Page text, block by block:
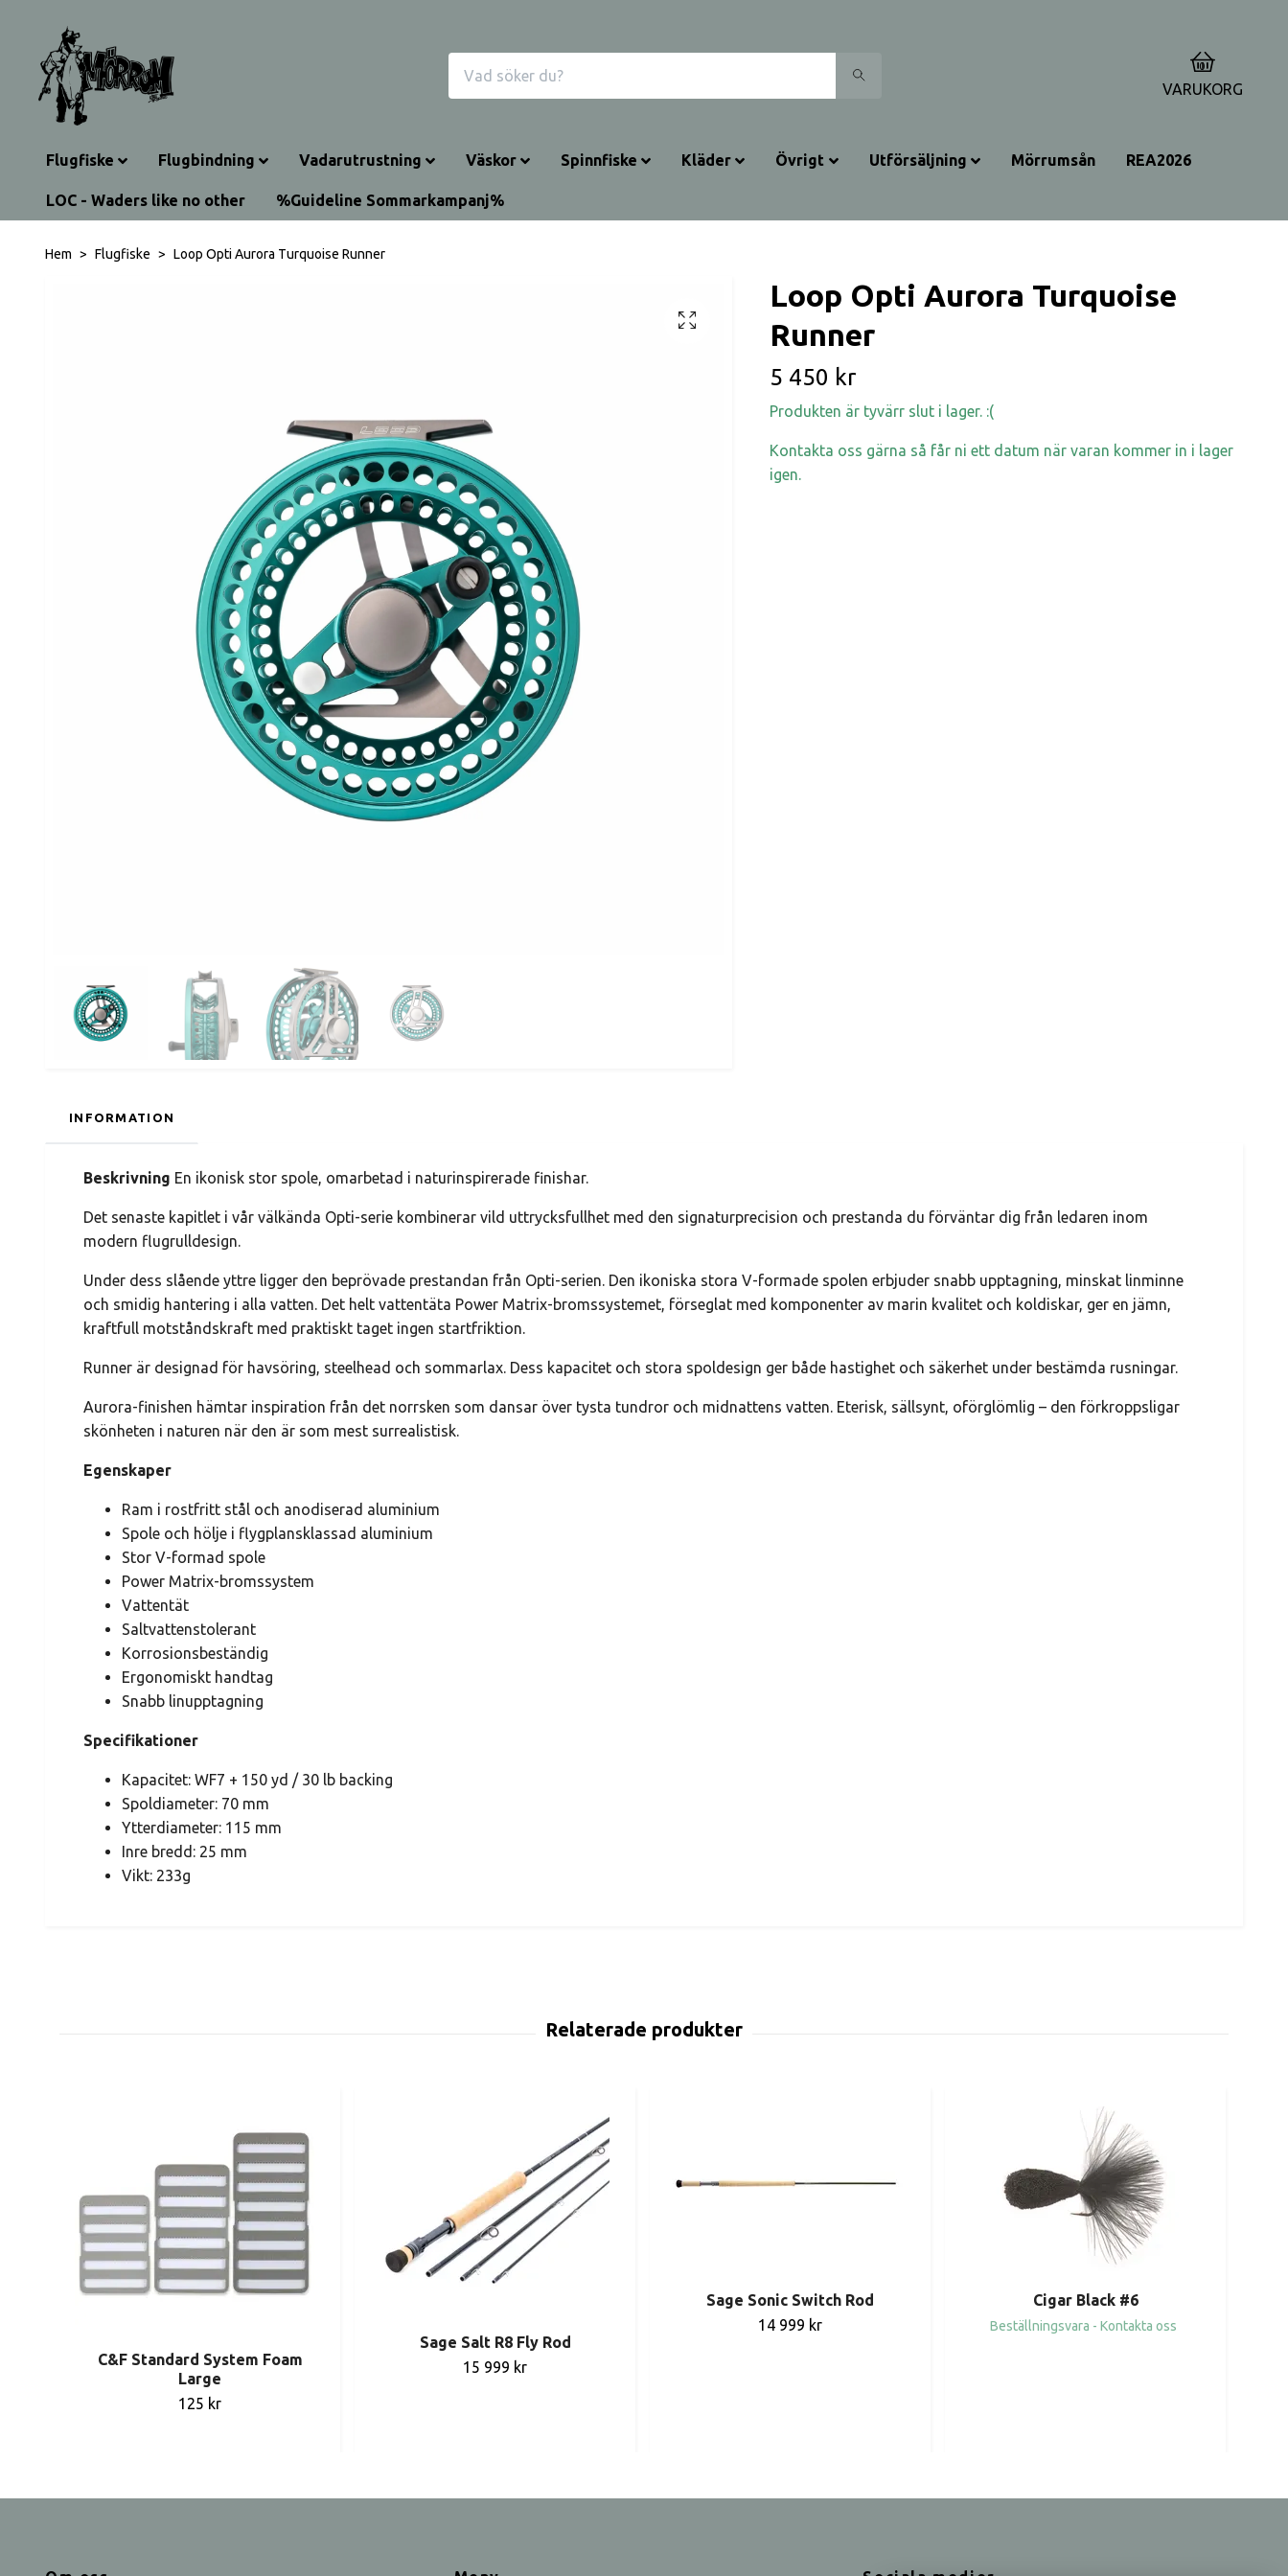
0
VARUKORG
Flugfiske Flugbindning Vadarutrustning Väskor Spinnfiske Kläder Övrigt Utförsäljning Mörrumsån REA2026
LOC - Waders like no other %Guideline Sommarkampanj%
Hem Flugfiske Loop Opti Aurora Turquoise Runner
Loop Opti Aurora Turquoise
Runner
5 450 kr
Produkten är tyvärr slut i lager. :(
Kontakta oss gärna så får ni ett datum när varan kommer in i lager
igen.
INFORMATION
Beskrivning En ikonisk stor spole, omarbetad i naturinspirerade finishar.
Det senaste kapitlet i vår välkända Opti-serie kombinerar vild uttrycksfullhet med den signaturprecision och prestanda du förväntar dig från ledaren inom
modern flugrulldesign.
Under dess slående yttre ligger den beprövade prestandan från Opti-serien. Den ikoniska stora V-formade spolen erbjuder snabb upptagning, minskat linminne
och smidig hantering i alla vatten. Det helt vattentäta Power Matrix-bromssystemet, förseglat med komponenter av marin kvalitet och koldiskar, ger en jämn,
kraftfull motståndskraft med praktiskt taget ingen startfriktion.
Runner är designad för havsöring, steelhead och sommarlax. Dess kapacitet och stora spoldesign ger både hastighet och säkerhet under bestämda rusningar.
Aurora-finishen hämtar inspiration från det norrsken som dansar över tysta tundror och midnattens vatten. Eterisk, sällsynt, oförglömlig – den förkroppsligar
skönheten i naturen när den är som mest surrealistisk.
Egenskaper
Ram i rostfritt stål och anodiserad aluminium
Spole och hölje i flygplansklassad aluminium
Stor V-formad spole
Power Matrix-bromssystem
Vattentät
Saltvattenstolerant
Korrosionsbeständig
Ergonomiskt handtag
Snabb linupptagning
Specifikationer
Kapacitet: WF7 + 150 yd / 30 lb backing
Spoldiameter: 70 mm
Ytterdiameter: 115 mm
Inre bredd: 25 mm
Vikt: 233g
C&F Standard System Foam
Large
125 kr
Sage Salt R8 Fly Rod
15 999 kr
Sage Sonic Switch Rod
14 999 kr
Cigar Black #6
Beställningsvara - Kontakta oss